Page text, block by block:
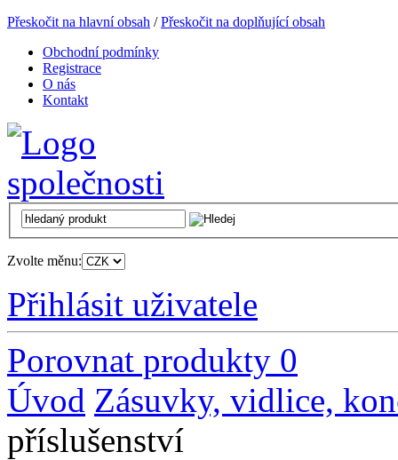
Přeskočit na hlavní obsah /Přeskočit na doplňující obsah
Obchodní podmínky
Registrace
O nás
Kontakt
Zvolte měnu:
Přihlásit uživatele
Porovnat produkty 0
Úvod Zásuvky, vidlice,
příslušenství